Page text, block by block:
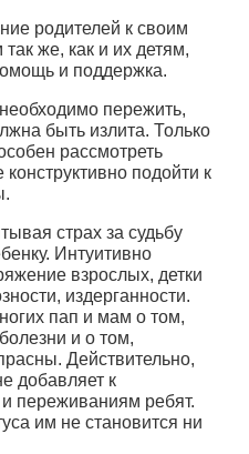
родителей к своим
же, как и их детям,
и поддержка.
пережить,
быть излита. Только
рассмотреть
подойти к
страх за судьбу
Интуитивно
взрослых, детки
издерганности.
пап и мам о том,
и о том,
Действительно,
добавляет к
переживаниям ребят.
им не становится ни